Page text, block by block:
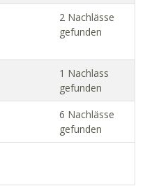
2 Nachlässe
gefunden
1 Nachlass
gefunden
6 Nachlässe
gefunden